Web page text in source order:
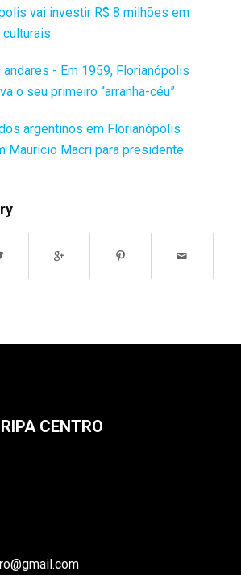
vai investir R$ 8 milhões em
andares - Em 1959, Florianópolis
o seu primeiro “arranha-céu”
argentinos em Florianópolis
Maurício Macri para presidente
CENTRO